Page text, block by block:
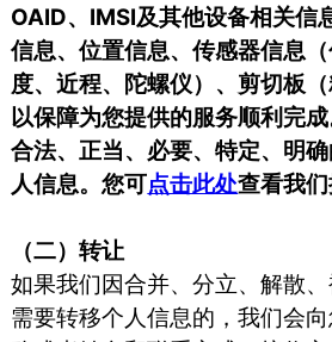
OAID、IMSI及其他设备相关信
信息、位置信息、传感器信息
度、近程、陀螺仪）、剪切板
以保障为您提供的服务顺利完
合法、正当、必要、特定、明
人信息。您可点击此处查看我们
（二）转让
如果我们因合并、分立、解散
需要转移个人信息的，我们会